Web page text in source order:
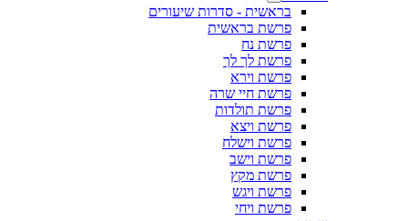
בראשית - סדרות שיעורים
פרשת בראשית
פרשת נח
פרשת לך לך
פרשת וירא
פרשת חיי שרה
פרשת תולדות
פרשת ויצא
פרשת וישלח
פרשת וישב
פרשת מקץ
פרשת ויגש
פרשת ויחי